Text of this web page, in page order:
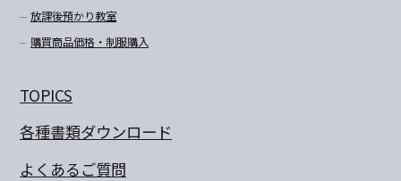
放課後預かり教室
購買商品価格・制服購入
TOPICS
各種書類ダウンロード
よくあるご質問